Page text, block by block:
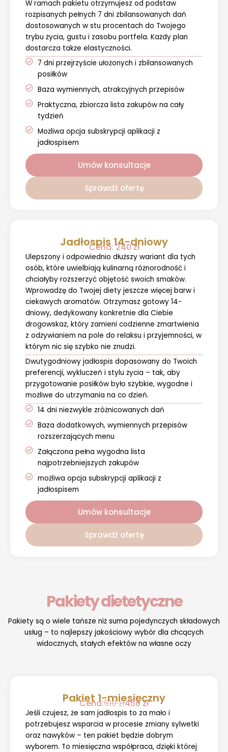
W ramach pakietu otrzymujesz od podstaw
rozpisanych pełnych 7 dni zbilansowanych dań
dostosowanych w stu procentach do Twojego
trybu życia, gustu i zasobu portfela. Każdy plan
dostarcza także elastyczności.
7 dni przejrzyście ułożonych i zbilansowanych
posiłków
Baza wymiennych, atrakcyjnych przepisów
Praktyczna, zbiorcza lista zakupów na cały
tydzień
Możliwa opcja subskrypcji aplikacji z
jadłospisem
Umów konsultacje
Sprawdź ofertę
Jadłospis 14-dniowy
Cena: 240 zł
Ulepszony i odpowiednio dłuższy wariant dla tych
osób, które uwielbiają kulinarną różnorodność i
chciałyby rozszerzyć objętość swoich smaków.
Wprowadzę do Twojej diety jeszcze więcej barw i
ciekawych aromatów. Otrzymasz gotowy 14-
dniowy, dedykowany konkretnie dla Ciebie
drogowskaz, który zamieni codzienne zmartwienia
z odżywianiem na pole do relaksu i przyjemności, w
którym nic się szybko nie znudzi.
Dwutygodniowy jadłospis dopasowany do Twoich
preferencji, wykluczeń i stylu życia – tak, aby
przygotowanie posiłków było szybkie, wygodne i
możliwe do utrzymania na co dzień.
14 dni niezwykle zróżnicowanych dań
Baza dodatkowych, wymiennych przepisów
rozszerzających menu
Załączona pełna wygodna lista
najpotrzebniejszych zakupów
możliwa opcja subskrypcji aplikacji z
jadłospisem
Umów konsultacje
Sprawdź ofertę
Pakiety dietetyczne
Pakiety są o wiele tańsze niż suma pojedynczych składowych
usług – to najlepszy jakościowy wybór dla chcących
widocznych, stałych efektów na własne oczy
Pakiet 1-miesięczny
Cena:510 zł450 zł
Jeśli czujesz, że sam jadłospis to za mało i
potrzebujesz wsparcia w procesie zmiany sylwetki
oraz nawyków – ten pakiet będzie dobrym
wyborem. To miesięczna współpraca, dzięki której